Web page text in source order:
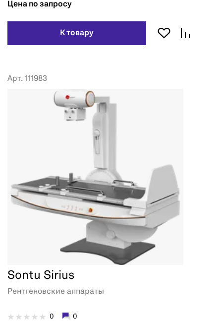
Цена по запросу
К товару
Арт. 111983
Sontu Sirius
Рентгеновские аппараты
0 0